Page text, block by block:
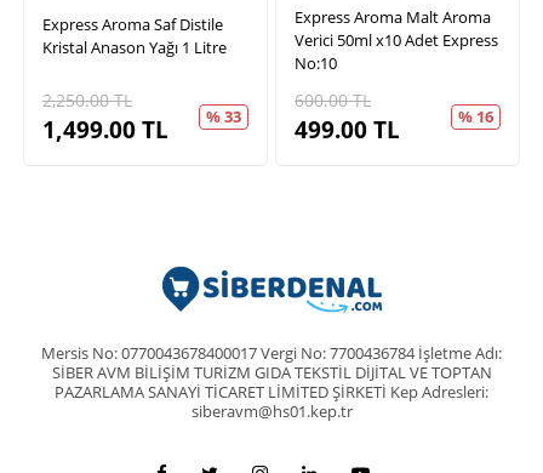
Express Aroma Saf Distile
Kristal Anason Yağı 1 Litre
2,250.00TL
1,499.00TL % 33
Express Aroma Malt Aroma
Verici 50ml x10 Adet Express
No:10
600.00TL
499.00TL % 16
Mersis No: 0770043678400017 Vergi No: 7700436784 İşletme Adı:
SİBER AVM BİLİŞİM TURİZM GIDA TEKSTİL DİJİTAL VE TOPTAN
PAZARLAMA SANAYİ TİCARET LİMİTED ŞİRKETİ Kep Adresleri:
siberavm@hs01.kep.tr